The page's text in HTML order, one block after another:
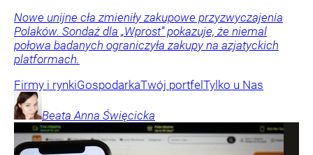
Nowe unijne cła zmieniły zakupowe przyzwyczajenia
Polaków. Sondaż dla „Wprost” pokazuje, że niemal
połowa badanych ograniczyła zakupy na azjatyckich
platformach.
Firmy i rynkiGospodarkaTwój portfel Tylko u Nas
Beata Anna Święcicka